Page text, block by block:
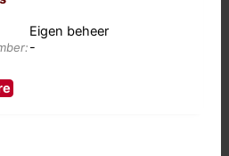
Eigen beheer
-